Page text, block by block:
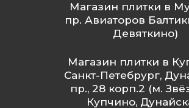
Магазин плитки в
пр. Авиаторов
Девяткино)
Магазин плитки в
Санкт-Петебрург,
пр., 28 корп.2 (м.
Купчино,